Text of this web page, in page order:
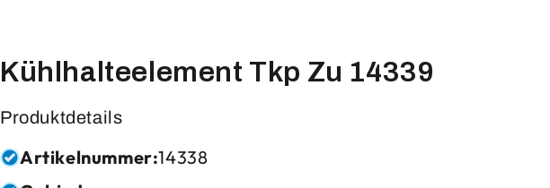
Kühlhalteelement Tkp Zu 14339
Produktdetails
Artikelnummer:14338